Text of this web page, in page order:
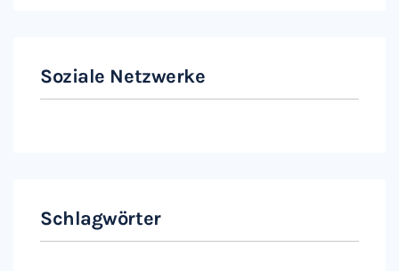
Soziale Netzwerke
Schlagwörter